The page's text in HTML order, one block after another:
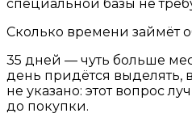
специальной базы не
Сколько времени займёт
35 дней — чуть больше
день придётся выделять,
не указано: этот вопрос
до покупки.